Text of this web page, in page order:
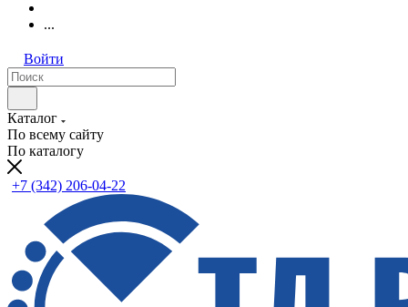
...
Войти
Каталог
По всему сайту
По каталогу
+7 (342) 206-04-22